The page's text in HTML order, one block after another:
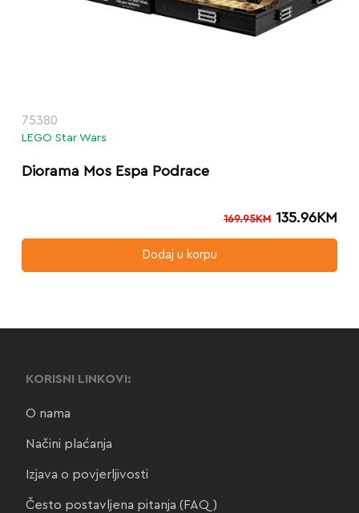
75380
LEGO Star Wars
Diorama Mos Espa Podrace
169.95KM 135.96KM
Dodaj u korpu
KORISNI LINKOVI:
O nama
Načini plaćanja
Izjava o povjerljivosti
Često postavljena pitanja (FAQ)